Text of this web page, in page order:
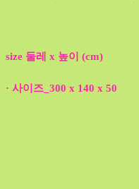
size 둘레 x 높이 (cm)
· 사이즈_300 x 140 x 50